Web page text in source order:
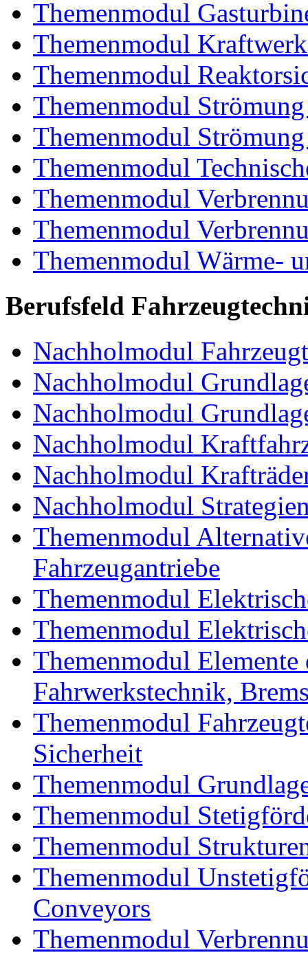
Themenmodul
Themenmodul
Themenmodul
Themenmodul
Themenmodul
Themenmodul
Themenmodul
Themenmodul
Themenmodul Wärme-
Berufsfeld
Nachholmodul
Nachholmodul
Nachholmodul
Nachholmodul
Nachholmodul
Nachholmodul
Themenmodul
Fahrzeugantriebe
Themenmodul
Themenmodul
Themenmodul Elemente
Fahrwerkstechnik,
Themenmodul
Sicherheit
Themenmodul
Themenmodul
Themenmodul
Themenmodul
Conveyors
Themenmodul